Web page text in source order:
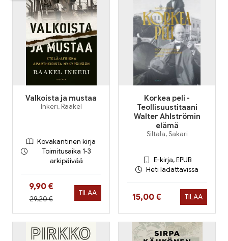
Valkoista ja mustaa
Inkeri, Raakel
Kovakantinen kirja
Toimitusaika 1-3
arkipäivää
Hinta nyt
9,90 €
Hinta aiemmin
29,20 €
TILAA
Korkea peli -
Teollisuustitaani
Walter Ahlströmin
elämä
Siltala, Sakari
E-kirja, EPUB
Heti ladattavissa
Hinta nyt
15,00 € TILAA